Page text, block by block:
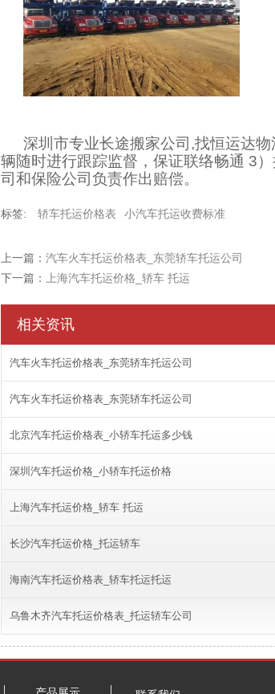
深圳市专业长途搬家公司,找恒运达
辆随时进行跟踪监督，保证联络畅通 3
司和保险公司负责作出赔偿。
标签: 轿车托运价格表 小汽车托运收费标准
上一篇： 汽车火车托运价格表_东莞轿车托运公司
下一篇：
上海汽车托运价格_轿车 托运
相关资讯
汽车火车托运价格表_东莞轿车托运公司
汽车火车托运价格表_东莞轿车托运公司
北京汽车托运价格表_小轿车托运多少钱
深圳汽车托运价格_小轿车托运价格
上海汽车托运价格_轿车 托运
长沙汽车托运价格_托运轿车
海南汽车托运价格表_轿车托运托运
乌鲁木齐汽车托运价格表_托运轿车公司